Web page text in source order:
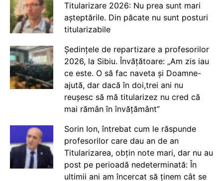
Titularizare 2026: Nu prea sunt mari
așteptările. Din păcate nu sunt posturi
titularizabile
Ședințele de repartizare a profesorilor
2026, la Sibiu. Învățătoare: „Am zis iau
ce este. O să fac naveta și Doamne-
ajută, dar dacă în doi,trei ani nu
reușesc să mă titularizez nu cred că
mai rămân în învățământ”
Sorin Ion, întrebat cum le răspunde
profesorilor care dau an de an
Titularizarea, obțin note mari, dar nu au
post pe perioadă nedeterminată: În
ultimii ani am încercat să ținem cât se